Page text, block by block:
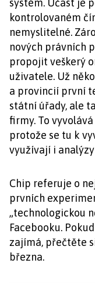
systém. Účast je
kontrolovaném
nemyslitelné.
nových právních
propojit veškerý
uživatele. Už
a provincií první
státní úřady, ale
firmy. To
protože se tu k
využívají i
Chip referuje o
prvních
„technologickou
Facebooku.
zajímá, přečtěte
března.